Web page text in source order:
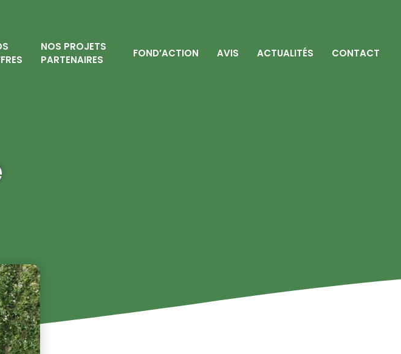
NOS PROJETS
PARTENAIRES
FOND’ACTION AVIS ACTUALITÉS CONTACT